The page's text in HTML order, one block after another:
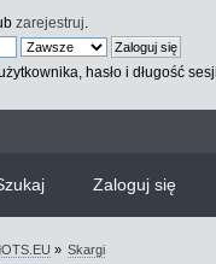
zarejestruj
hasło i długość
Zaloguj się
» Skargi